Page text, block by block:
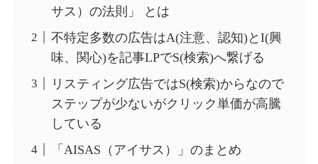
サス）の法則」 とは
不特定多数の広告はA(注意、認知)とI(興
味、関心)を記事LPでS(検索)へ繋げる
リスティング広告ではS(検索)からなので
ステップが少ないがクリック単価が高騰
している
「AISAS（アイサス）」のまとめ